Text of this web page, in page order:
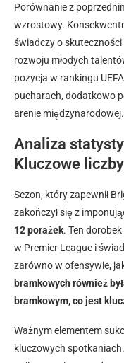
Porównanie z
wzrostowy.
świadczy o
rozwoju młodych
pozycja w rankingu
pucharach, dodatkowo
arenie międzynarodowej.
Analiza
Kluczowe
Sezon, który zapewnił
zakończył się z
12 porażek. Ten
w Premier League i
zarówno w ofensywie,
bramkowych również
bramkowym, co jest
Ważnym elementem
kluczowych